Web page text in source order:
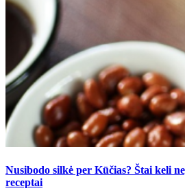
Nusibodo silkė per Kūčias? Štai keli
receptai